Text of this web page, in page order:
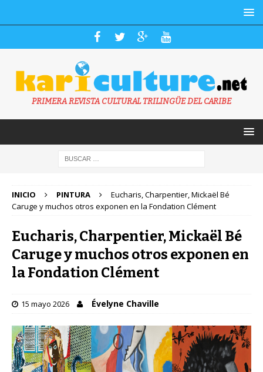
PRIMERA REVISTA CULTURAL TRILINGÜE DEL CARIBE
INICIO PINTURA
Eucharis, Charpentier, Mickaël Bé
Caruge y muchos otros exponen en la Fondation Clément
Eucharis, Charpentier, Mickaël Bé
Caruge y muchos otros exponen en
la Fondation Clément
15 mayo 2026 Évelyne Chaville